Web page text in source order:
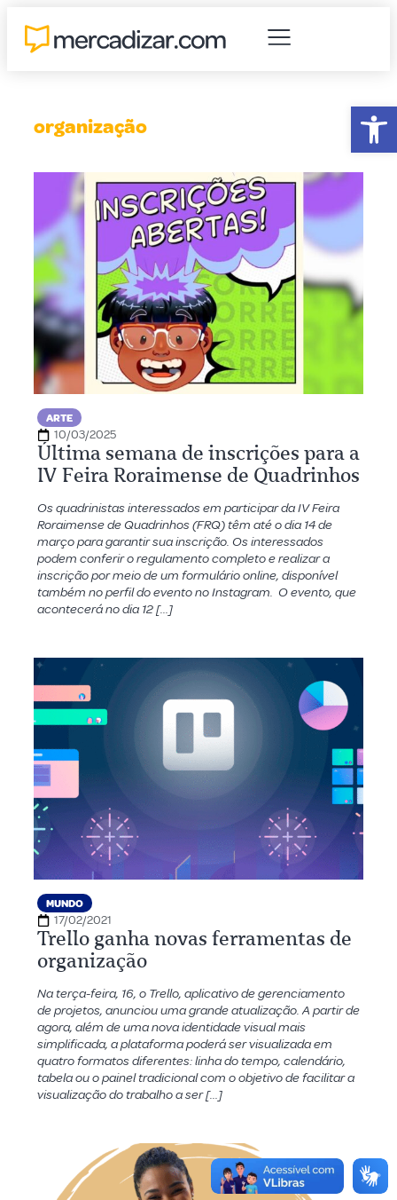
organização
ARTE
10/03/2025
Última semana de inscrições para a
IV Feira Roraimense de Quadrinhos
Os quadrinistas interessados em participar da IV Feira
Roraimense de Quadrinhos (FRQ) têm até o dia 14 de
março para garantir sua inscrição. Os interessados
podem conferir o regulamento completo e realizar a
inscrição por meio de um formulário online, disponível
também no perfil do evento no Instagram. O evento, que
acontecerá no dia 12 […]
MUNDO
17/02/2021
Trello ganha novas ferramentas de
organização
Na terça-feira, 16, o Trello, aplicativo de gerenciamento
de projetos, anunciou uma grande atualização. A partir de
agora, além de uma nova identidade visual mais
simplificada, a plataforma poderá ser visualizada em
quatro formatos diferentes: linha do tempo, calendário,
tabela ou o painel tradicional com o objetivo de facilitar a
visualização do trabalho a ser […]